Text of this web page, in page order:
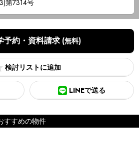
第7314号
予約・資料請求 (無料)
検討リスト
LINEで送る
すすめの物件